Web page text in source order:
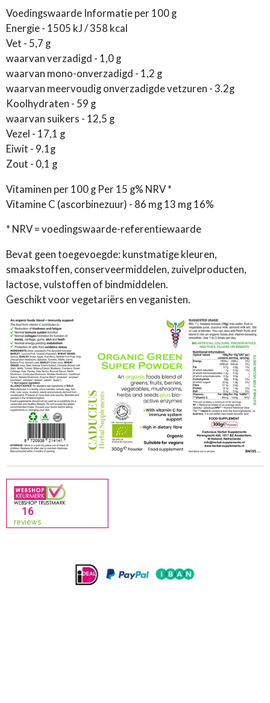
Voedingswaarde Informatie per 100 g
Energie - 1505 kJ / 358 kcal
Vet - 5,7 g
waarvan verzadigd - 1,0 g
waarvan mono-onverzadigd - 1,2 g
waarvan meervoudig onverzadigde vetzuren - 3.2g
Koolhydraten - 59 g
waarvan suikers - 12,5 g
Vezel - 17,1 g
Eiwit - 9.1g
Zout - 0,1 g
Vitaminen per 100 g Per 15 g% NRV *
Vitamine C (ascorbinezuur) - 86 mg 13 mg 16%
* NRV = voedingswaarde-referentiewaarde
Bevat geen toegevoegde: kunstmatige kleuren,
smaakstoffen, conserveermiddelen, zuivelproducten,
lactose, vulstoffen of bindmiddelen.
Geschikt voor vegetariërs en veganisten.